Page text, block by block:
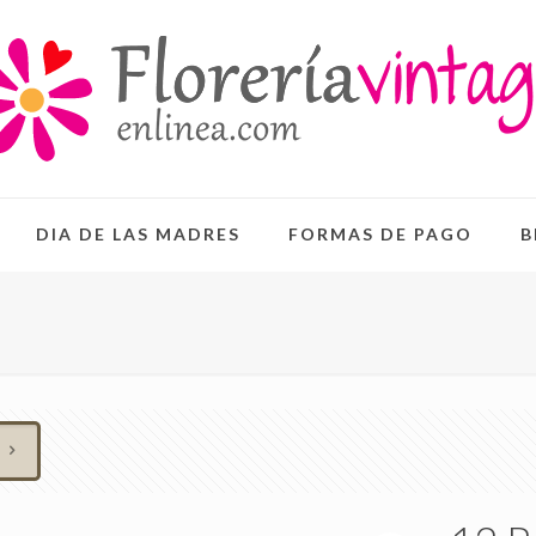
DIA DE LAS MADRES FORMAS DE PAGO